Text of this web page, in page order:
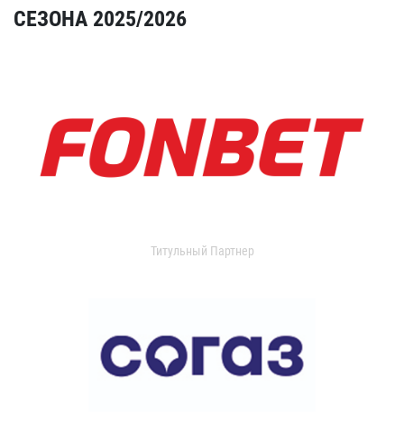
СЕЗОНА 2025/2026
Титульный Партнер